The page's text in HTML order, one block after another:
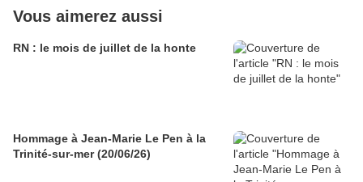
Vous aimerez aussi
RN : le mois de juillet de la honte
Hommage à Jean-Marie Le Pen à la
Trinité-sur-mer (20/06/26)